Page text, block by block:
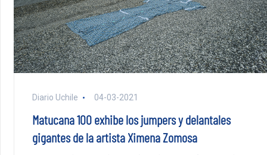
Diario Uchile 04-03-2021
Matucana 100 exhibe los jumpers y delantales
gigantes de la artista Ximena Zomosa